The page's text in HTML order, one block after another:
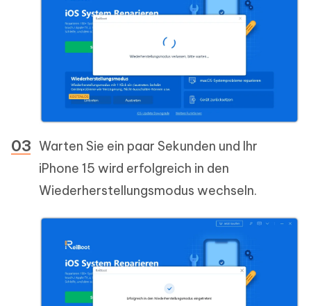
Warten Sie ein paar Sekunden und Ihr
iPhone 15 wird erfolgreich in den
Wiederherstellungsmodus wechseln.